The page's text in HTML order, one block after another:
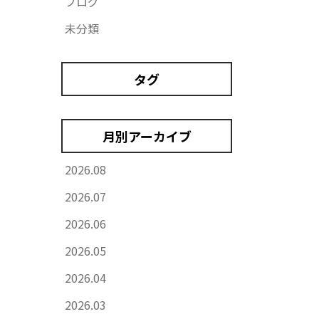
未分類
タグ
月別アーカイブ
2026.08
2026.07
2026.06
2026.05
2026.04
2026.03